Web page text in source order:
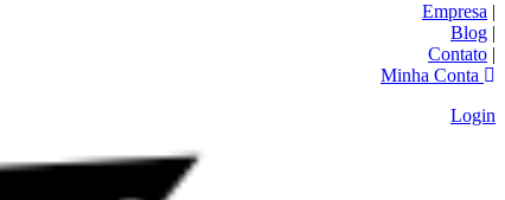
Empresa |
Blog |
Contato |
Minha Conta
Login